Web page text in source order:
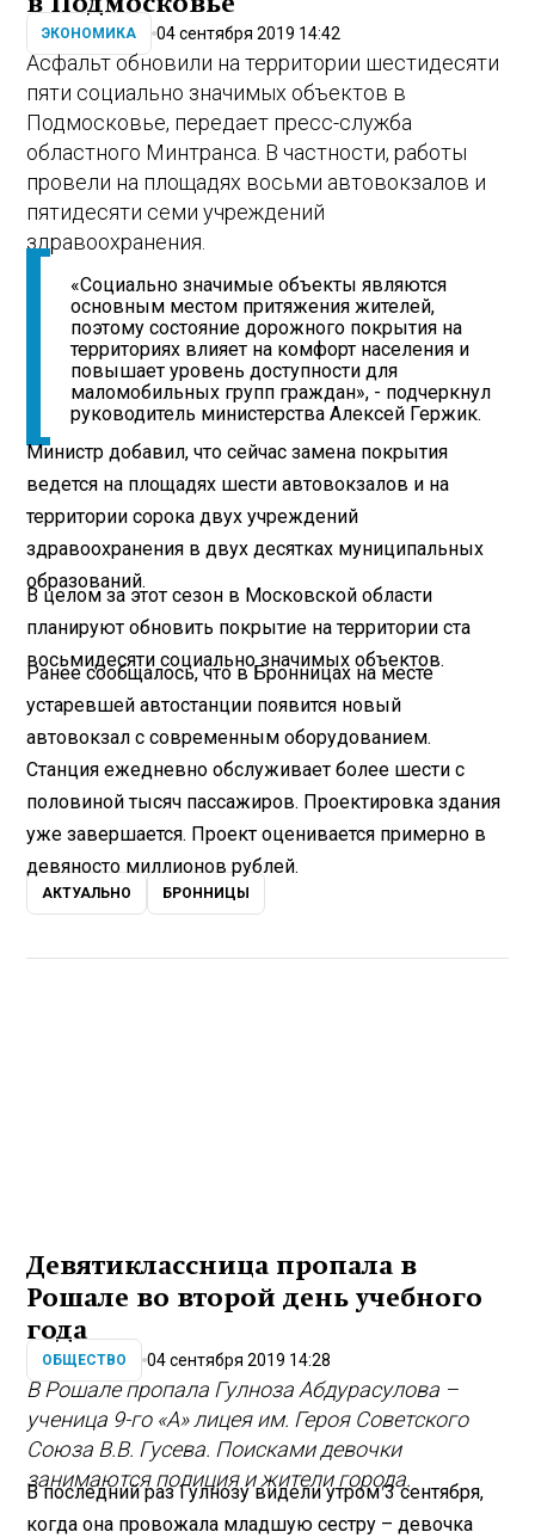
ЭКОНОМИКА 04 сентября 2019 14:42
Асфальт обновили на территории шестидесяти
пяти социально значимых объектов в
Подмосковье, передает пресс-служба
областного Минтранса. В частности, работы
провели на площадях восьми автовокзалов и
пятидесяти семи учреждений
здравоохранения.
«Социально значимые объекты являются
основным местом притяжения жителей,
поэтому состояние дорожного покрытия на
территориях влияет на комфорт населения и
повышает уровень доступности для
маломобильных групп граждан», - подчеркнул
руководитель министерства Алексей Гержик.
Министр добавил, что сейчас замена покрытия
ведется на площадях шести автовокзалов и на
территории сорока двух учреждений
здравоохранения в двух десятках муниципальных
образований.
В целом за этот сезон в Московской области
планируют обновить покрытие на территории ста
восьмидесяти социально значимых объектов.
Ранее сообщалось, что в Бронницах на месте
устаревшей автостанции появится новый
автовокзал с современным оборудованием.
Станция ежедневно обслуживает более шести с
половиной тысяч пассажиров. Проектировка здания
уже завершается. Проект оценивается примерно в
девяносто миллионов рублей.
АКТУАЛЬНО БРОННИЦЫ
Девятиклассница пропала в
Рошале во второй день учебного
года
ОБЩЕСТВО 04 сентября 2019 14:28
В Рошале пропала Гулноза Абдурасулова –
ученица 9-го «А» лицея им. Героя Советского
Союза В.В. Гусева. Поисками девочки
занимаются полиция и жители города.
В последний раз Гулнозу видели утром 3 сентября,
когда она провожала младшую сестру – девочка